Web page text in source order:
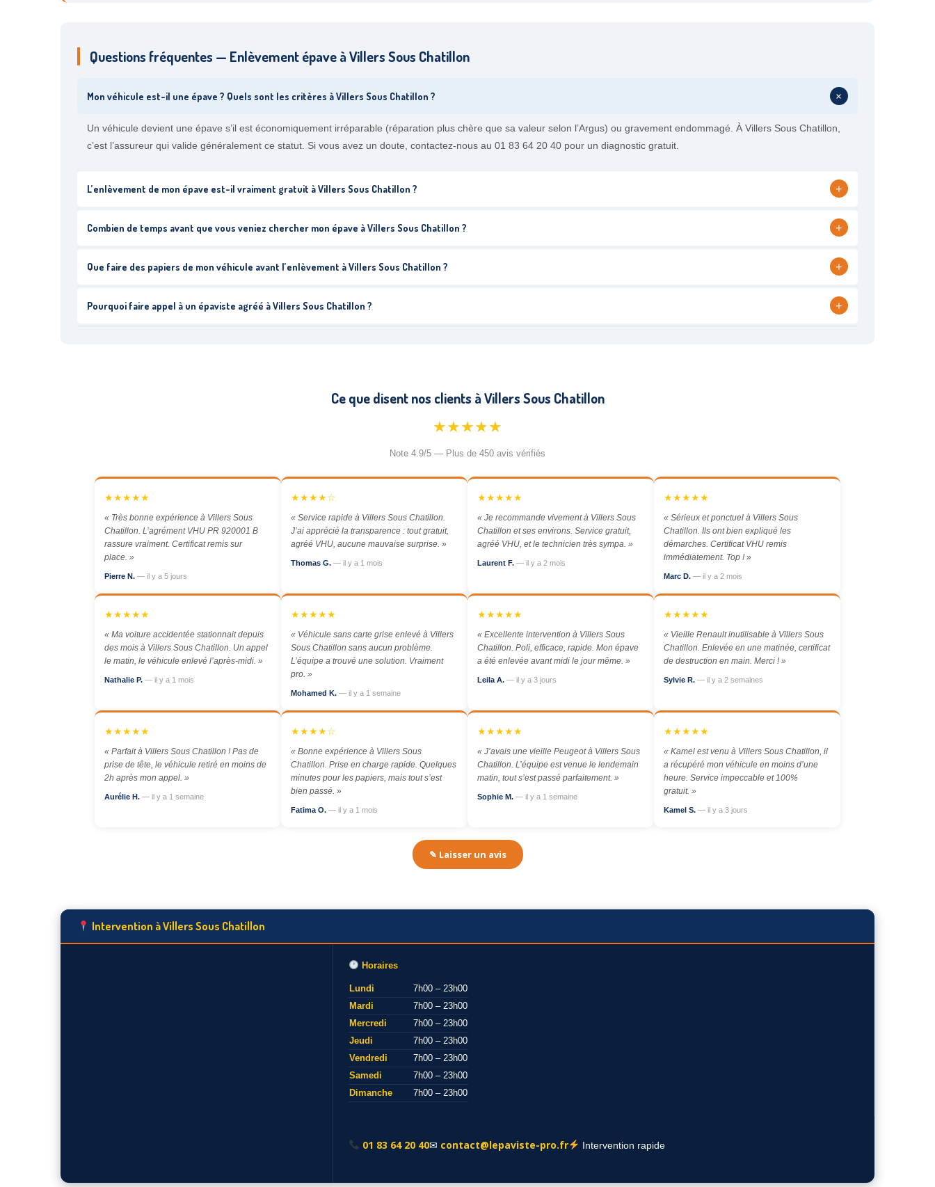
Questions fréquentes — Enlèvement épave à Villers Sous Chatillon
Mon véhicule est-il une épave ? Quels sont les critères à Villers Sous Chatillon ? +
Un véhicule devient une épave s’il est économiquement irréparable (réparation plus chère que sa valeur selon l’Argus) ou gravement endommagé. À Villers Sous Chatillon,
c’est l’assureur qui valide généralement ce statut. Si vous avez un doute, contactez-nous au 01 83 64 20 40 pour un diagnostic gratuit.
L’enlèvement de mon épave est-il vraiment gratuit à Villers Sous Chatillon ? +
Combien de temps avant que vous veniez chercher mon épave à Villers Sous Chatillon ? +
Que faire des papiers de mon véhicule avant l’enlèvement à Villers Sous Chatillon ? +
Pourquoi faire appel à un épaviste agréé à Villers Sous Chatillon ? +
Ce que disent nos clients à Villers Sous Chatillon
★★★★★
Note 4.9/5 — Plus de 450 avis vérifiés
★★★★★
« Très bonne expérience à Villers Sous
Chatillon. L’agrément VHU PR 920001 B
rassure vraiment. Certificat remis sur
place. »
Pierre N. — il y a 5 jours
★★★★☆
« Service rapide à Villers Sous Chatillon.
J’ai apprécié la transparence : tout gratuit,
agréé VHU, aucune mauvaise surprise. »
Thomas G. — il y a 1 mois
★★★★★
« Je recommande vivement à Villers Sous
Chatillon et ses environs. Service gratuit,
agréé VHU, et le technicien très sympa. »
Laurent F. — il y a 2 mois
★★★★★
« Sérieux et ponctuel à Villers Sous
Chatillon. Ils ont bien expliqué les
démarches. Certificat VHU remis
immédiatement. Top ! »
Marc D. — il y a 2 mois
★★★★★
« Ma voiture accidentée stationnait depuis
des mois à Villers Sous Chatillon. Un appel
le matin, le véhicule enlevé l’après-midi. »
Nathalie P. — il y a 1 mois
★★★★★
« Véhicule sans carte grise enlevé à Villers
Sous Chatillon sans aucun problème.
L’équipe a trouvé une solution. Vraiment
pro. »
Mohamed K. — il y a 1 semaine
★★★★★
« Excellente intervention à Villers Sous
Chatillon. Poli, efficace, rapide. Mon épave
a été enlevée avant midi le jour même. »
Leila A. — il y a 3 jours
★★★★★
« Vieille Renault inutilisable à Villers Sous
Chatillon. Enlevée en une matinée, certificat
de destruction en main. Merci ! »
Sylvie R. — il y a 2 semaines
★★★★★
« Parfait à Villers Sous Chatillon ! Pas de
prise de tête, le véhicule retiré en moins de
2h après mon appel. »
Aurélie H. — il y a 1 semaine
★★★★☆
« Bonne expérience à Villers Sous
Chatillon. Prise en charge rapide. Quelques
minutes pour les papiers, mais tout s’est
bien passé. »
Fatima O. — il y a 1 mois
★★★★★
« J’avais une vieille Peugeot à Villers Sous
Chatillon. L’équipe est venue le lendemain
matin, tout s’est passé parfaitement. »
Sophie M. — il y a 1 semaine
★★★★★
« Kamel est venu à Villers Sous Chatillon, il
a récupéré mon véhicule en moins d’une
heure. Service impeccable et 100%
gratuit. »
Kamel S. — il y a 3 jours
✎ Laisser un avis
Intervention à Villers Sous Chatillon
Horaires
Lundi
7h00 – 23h00
Mardi
7h00 – 23h00
Mercredi
7h00 – 23h00
Jeudi
7h00 – 23h00
Vendredi
7h00 – 23h00
Samedi
7h00 – 23h00
Dimanche
7h00 – 23h00
01 83 64 20 40✉ contact@lepaviste-pro.fr Intervention rapide